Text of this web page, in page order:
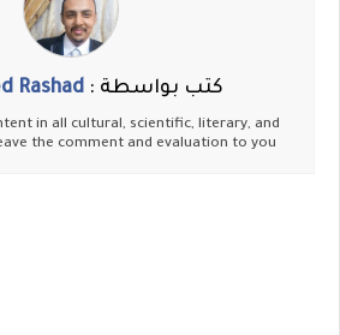
كتب بواسطة : Rashad
in all cultural, scientific, literary, and
the comment and evaluation to you.